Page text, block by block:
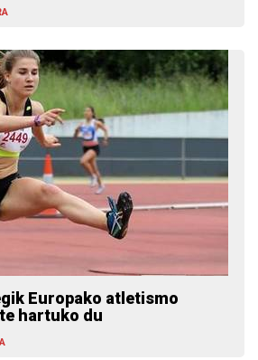
Europako atletismo
hartuko du